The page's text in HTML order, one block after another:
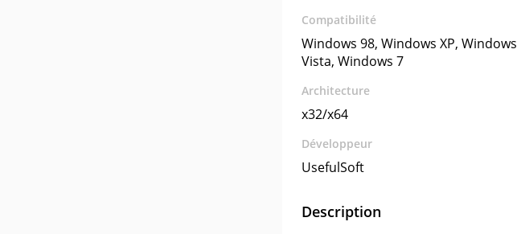
Compatibilité
Windows 98, Windows XP, Windows
Vista, Windows 7
Architecture
x32/x64
Développeur
UsefulSoft
Description